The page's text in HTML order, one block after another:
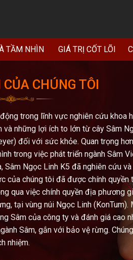
TẦM NHÌN GIÁ TRỊ CỐT LÕI
CHÚNG TÔI
trong lĩnh vực nghiên cứu khoa
và những lợi ích to lớn từ cây Sâm
đối với sức khỏe. Quan trọng
trong việc phát triển ngành Sâm
Sâm Ngọc Linh K5 đã nghiên cứu
của chúng tôi đã được chính quyền
qua việc chính quyền địa phương
tại vùng núi Ngọc Linh
Sâm của công ty và đánh giá cao
Sâm, gắn với bảo vệ rừng.
nhiệm.